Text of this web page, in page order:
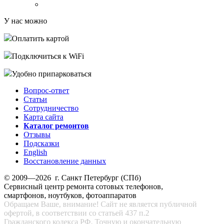
У нас можно
Оплатить картой
Подключиться к WiFi
Удобно припарковаться
Вопрос-ответ
Статьи
Сотрудничество
Карта сайта
Каталог ремонтов
Отзывы
Подсказки
English
Восстановление данных
© 2009—2026 г. Санкт Петербург (СПб)
Сервисный центр ремонта сотовых телефонов,
смартфонов, ноутбуков, фотоаппаратов
Обращаем Ваше, внимание! Сайт не является публичной
офертой, в соответствии со статьей 437 п.2
Гражданского кодекса РФ. Точную и окончательную